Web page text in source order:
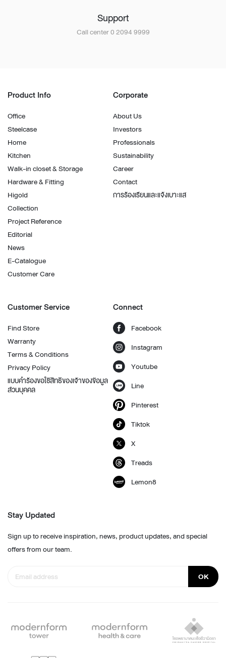
Support
Call center 0 2094 9999
Product Info
Office
Steelcase
Home
Kitchen
Walk-in closet & Storage
Hardware & Fitting
Higold
Collection
Project Reference
Editorial
News
E-Catalogue
Customer Care
Corporate
About Us
Investors
Professionals
Sustainability
Career
Contact
การร้องเรียนและแจ้งเบาะแส
Customer Service
Find Store
Warranty
Terms & Conditions
Privacy Policy
แบบคำร้องขอใช้สิทธิของเจ้าของข้อมูล
ส่วนบุคคล
Connect
Facebook
Instagram
Youtube
Line
Pinterest
Tiktok
X
Treads
Lemon8
Stay Updated
Sign up to receive inspiration, news, product updates, and special
offers from our team.
OK